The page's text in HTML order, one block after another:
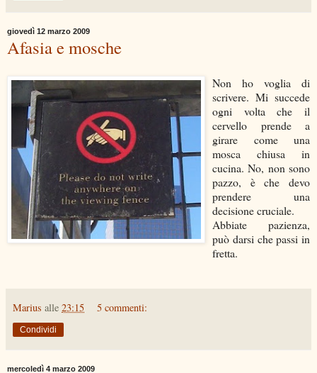
giovedì 12 marzo 2009
Afasia e mosche
Non ho voglia di
scrivere. Mi succede
ogni volta che il
cervello prende a
girare come una
mosca chiusa in
cucina. No, non sono
pazzo, è che devo
prendere una
decisione cruciale.
Abbiate pazienza,
può darsi che passi in
fretta.
Marius alle 23:15 5 commenti:
Condividi
mercoledì 4 marzo 2009